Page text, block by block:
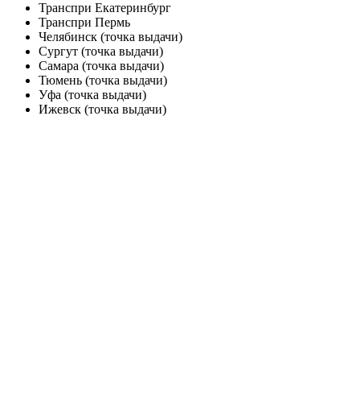
Транспри Екатеринбург
Транспри Пермь
Челябинск (точка выдачи)
Сургут (точка выдачи)
Самара (точка выдачи)
Тюмень (точка выдачи)
Уфа (точка выдачи)
Ижевск (точка выдачи)